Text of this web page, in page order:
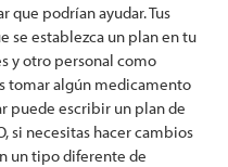
que podrían ayudar. Tus
se establezca un plan en tu
y otro personal como
tomar algún medicamento
puede escribir un plan de
si necesitas hacer cambios
un tipo diferente de